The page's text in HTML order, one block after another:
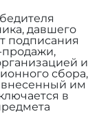
давшего
подписания
продажи,
и
сбора,
внесенный им
в